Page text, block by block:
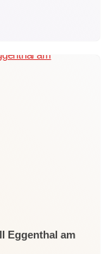
Eggenthal am